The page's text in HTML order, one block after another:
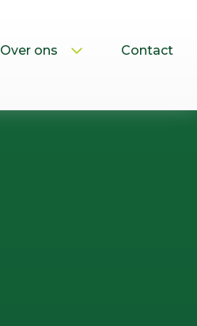
Over ons Contact